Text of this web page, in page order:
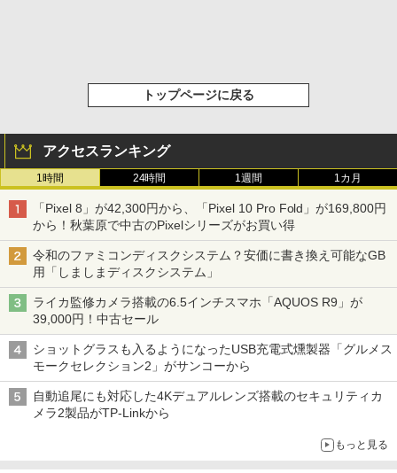
トップページに戻る
アクセスランキング
1時間 24時間 1週間 1カ月
「Pixel 8」が42,300円から、「Pixel 10 Pro Fold」が169,800円
から！秋葉原で中古のPixelシリーズがお買い得
令和のファミコンディスクシステム？安価に書き換え可能なGB
用「しましまディスクシステム」
ライカ監修カメラ搭載の6.5インチスマホ「AQUOS R9」が
39,000円！中古セール
ショットグラスも入るようになったUSB充電式燻製器「グルメス
モークセレクション2」がサンコーから
自動追尾にも対応した4Kデュアルレンズ搭載のセキュリティカ
メラ2製品がTP-Linkから
もっと見る